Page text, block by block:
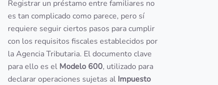
Registrar un préstamo entre familiares no
es tan complicado como parece, pero sí
requiere seguir ciertos pasos para cumplir
con los requisitos fiscales establecidos por
la Agencia Tributaria. El documento clave
para ello es el Modelo 600, utilizado para
declarar operaciones sujetas al Impuesto